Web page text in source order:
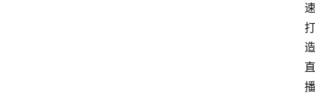
速
打
造
直
播